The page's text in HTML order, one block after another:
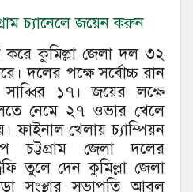
চ্যানেলে জয়েন করুন
করে কুমিল্লা জেলা দল ৩২
দলের পক্ষে সর্বোচ্চ রান
১৭। জয়ের লক্ষে
নেমে ২৭ ওভার খেলে
খেলায় চ্যাম্পিয়ন
চট্টগ্রাম জেলা দলের
তুলে দেন কুমিল্লা জেলা
সংস্থার সভাপতি আবুল